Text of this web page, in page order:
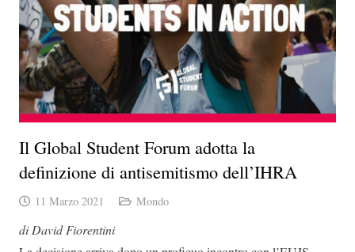
Il Global Student Forum adotta la
definizione di antisemitismo dell’IHRA
11 Marzo 2021 Mondo
di David Fiorentini